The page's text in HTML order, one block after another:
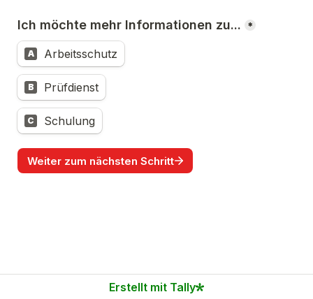
*
A Arbeitsschutz
B Prüfdienst
C Schulung
Weiter zum nächsten Schritt
Erstellt mit Tally